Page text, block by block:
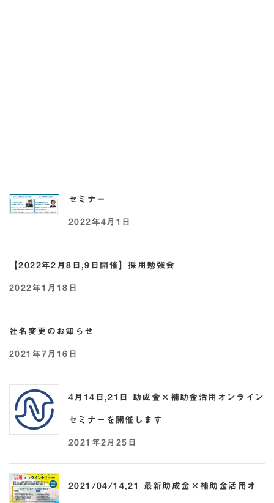
セミナー
2022年4月1日
【2022年2月8日,9日開催】採用勉強会
2022年1月18日
社名変更のお知らせ
2021年7月16日
4月14日,21日 助成金×補助金活用オンライン
セミナーを開催します
2021年2月25日
2021/04/14,21 最新助成金×補助金活用オ